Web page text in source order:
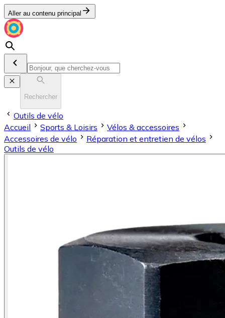
Aller au contenu principal
Rechercher
Outils de vélo
Accueil
Sports & Loisirs
Vélos & accessoires
Accessoires de vélo
Réparation et entretien de vélos
Outils de vélo